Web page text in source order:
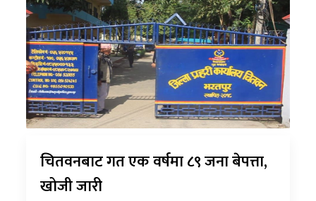
चितवनबाट गत एक वर्षमा ८९ जना बेपत्ता,
खोजी जारी